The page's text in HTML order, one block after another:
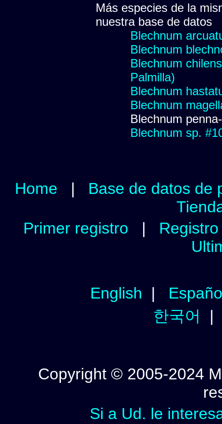
Más especies de la
nuestra base de datos
Blechnum
Blechnum
Blechnum
Palmilla)
Blechnum
Blechnum
Blechnum
Blechnum sp.
Home | Base de datos de
Primer registro |
English |
한국어
Copyright © 2005-2024
Si a Ud. le